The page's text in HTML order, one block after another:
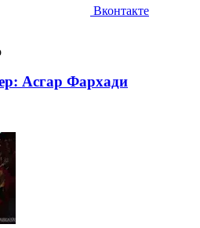
Вконтакте
Асгар Фархади